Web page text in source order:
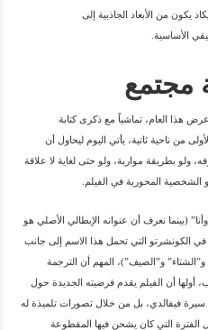
يكون من الأبعاد الجاذبية إلى
الأساسية.
مجتمع
هذا العام، تماشياً مع ذكرى كتابة
من ناحية ثانية، يأتي اليوم ليحاول أن
ولو بطريقة مواربة، ولو حتى لغاية لا علاقة
الشخصية المحورية في الفيلم.
(بينما نعرف أن عنوانه الإيطالي الأصلي هو
الكونشرتو التي تحمل هذا الاسم إلى جانب
و”الصيف”)، المهم أن الترجمة
أولها أن الفيلم يقدم فرضيته الجديدة حول
فيفالدي، بل من خلال تصورات تلميذة له
الفترة التي كان يشحن فيها المقطوعة